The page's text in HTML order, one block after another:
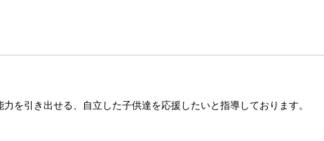
を引き出せる、自立した子供達を応援したいと指導しております。